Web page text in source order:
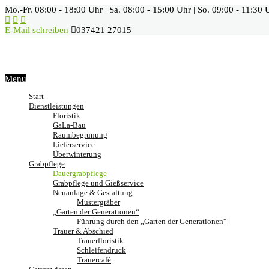
Mo.-Fr. 08:00 - 18:00 Uhr | Sa. 08:00 - 15:00 Uhr | So. 09:00 - 11:30
E-Mail schreiben 037421 27015
Menu
Start
Dienstleistungen
Floristik
GaLa-Bau
Raumbegrünung
Lieferservice
Überwinterung
Grabpflege
Dauergrabpflege
Grabpflege und Gießservice
Neuanlage & Gestaltung
Mustergräber
„Garten der Generationen“
Führung durch den „Garten der Generationen“
Trauer & Abschied
Trauerfloristik
Schleifendruck
Trauercafé